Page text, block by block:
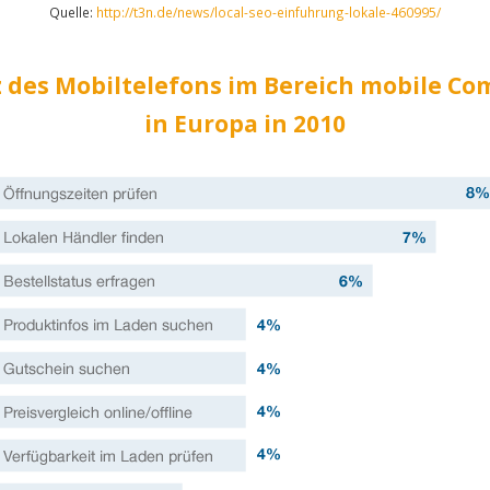
Quelle: http://t3n.de/news/local-seo-einfuhrung-lokale-460995/
des Mobiltelefons im Bereich mobile
in Europa in 2010